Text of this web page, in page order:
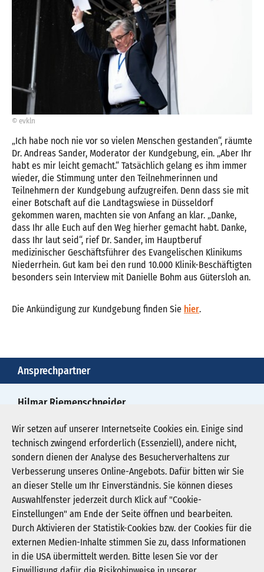
Wir setzen auf unserer Internetseite Cookies ein. Einige sind
technisch zwingend erforderlich (Essenziell), andere nicht,
sondern dienen der Analyse des Besucherverhaltens zur
Verbesserung unseres Online-Angebots. Dafür bitten wir Sie
an dieser Stelle um Ihr Einverständnis. Sie können dieses
Auswahlfenster jederzeit durch Klick auf "Cookie-
Einstellungen" am Ende der Seite öffnen und bearbeiten.
Durch Aktivieren der Statistik-Cookies bzw. der Cookies für die
externen Medien-Inhalte stimmen Sie zu, dass Informationen
in die USA übermittelt werden. Bitte lesen Sie vor der
© evkln
„Ich habe noch nie vor so vielen Menschen gestanden“, räumte
Dr. Andreas Sander, Moderator der Kundgebung, ein. „Aber Ihr
habt es mir leicht gemacht.“ Tatsächlich gelang es ihm immer
wieder, die Stimmung unter den Teilnehmerinnen und
Teilnehmern der Kundgebung aufzugreifen. Denn dass sie mit
einer Botschaft auf die Landtagswiese in Düsseldorf
gekommen waren, machten sie von Anfang an klar. „Danke,
dass Ihr alle Euch auf den Weg hierher gemacht habt. Danke,
dass Ihr laut seid“, rief Dr. Sander, im Hauptberuf
medizinischer Geschäftsführer des Evangelischen Klinikums
Niederrhein. Gut kam bei den rund 10.000 Klinik-Beschäftigten
besonders sein Interview mit Danielle Bohm aus Gütersloh an.
Die Ankündigung zur Kundgebung finden Sie hier.
Ansprechpartner
Hilmar Riemenschneider
0211/4781970
presse@kgnw.de
Newsletter abonnieren
Registrieren
KGNW - Krankenhausgesellschaft Nordrhein-